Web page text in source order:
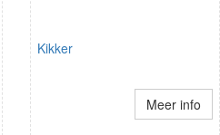
Kikker
Meer info